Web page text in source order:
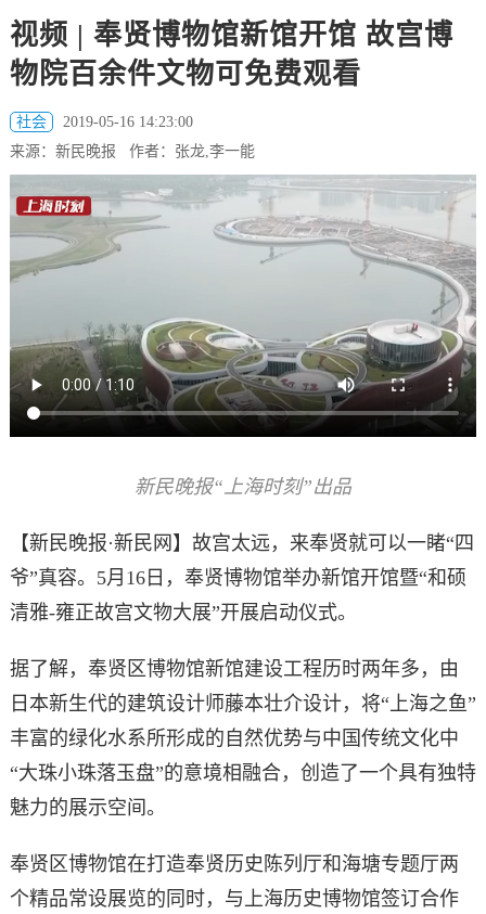
视频 | 奉贤博物馆新馆开馆 故宫博
物院百余件文物可免费观看
社会
2019-05-16 14:23:00
来源：新民晚报 作者：张龙,李一能
新民晚报“上海时刻”出品
【新民晚报·新民网】故宫太远，来奉贤就可以一睹“四
爷”真容。5月16日，奉贤博物馆举办新馆开馆暨“和硕
清雅-雍正故宫文物大展”开展启动仪式。
据了解，奉贤区博物馆新馆建设工程历时两年多，由
日本新生代的建筑设计师藤本壮介设计，将“上海之鱼”
丰富的绿化水系所形成的自然优势与中国传统文化中
“大珠小珠落玉盘”的意境相融合，创造了一个具有独特
魅力的展示空间。
奉贤区博物馆在打造奉贤历史陈列厅和海塘专题厅两
个精品常设展览的同时，与上海历史博物馆签订合作